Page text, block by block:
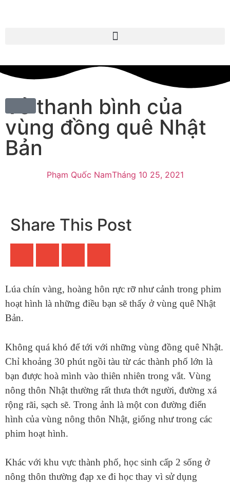
Vẻ thanh bình của
vùng đồng quê Nhật
Bản
Phạm Quốc NamTháng 10 25, 2021
Share This Post
Lúa chín vàng, hoàng hôn rực rỡ như cảnh trong phim
hoạt hình là những điều bạn sẽ thấy ở vùng quê Nhật
Bản.
Không quá khó để tới với những vùng đồng quê Nhật.
Chỉ khoảng 30 phút ngồi tàu từ các thành phố lớn là
bạn được hoà mình vào thiên nhiên trong vắt. Vùng
nông thôn Nhật thường rất thưa thớt người, đường xá
rộng rãi, sạch sẽ. Trong ảnh là một con đường điển
hình của vùng nông thôn Nhật, giống như trong các
phim hoạt hình.
Khác với khu vực thành phố, học sinh cấp 2 sống ở
nông thôn thường đạp xe đi học thay vì sử dụng